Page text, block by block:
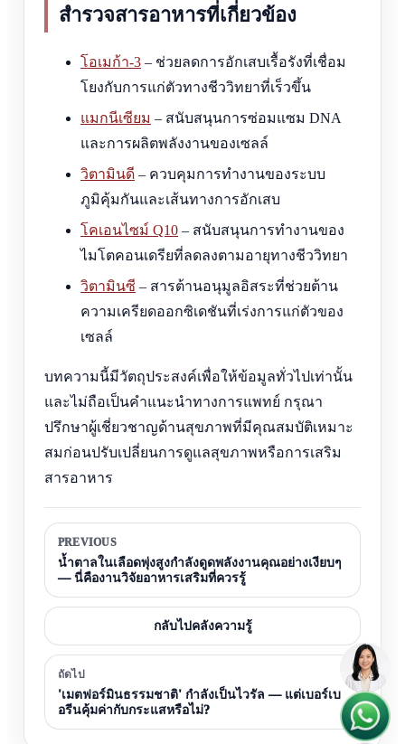
สำรวจสารอาหารที่เกี่ยวข้อง
โอเมก้า-3 – ช่วยลดการอักเสบเรื้อรังที่เชื่อม
โยงกับการแก่ตัวทางชีววิทยาที่เร็วขึ้น
แมกนีเซียม – สนับสนุนการซ่อมแซม DNA
และการผลิตพลังงานของเซลล์
วิตามินดี – ควบคุมการทำงานของระบบ
ภูมิคุ้มกันและเส้นทางการอักเสบ
โคเอนไซม์ Q10 – สนับสนุนการทำงานของ
ไมโตคอนเดรียที่ลดลงตามอายุทางชีววิทยา
วิตามินซี – สารต้านอนุมูลอิสระที่ช่วยต้าน
ความเครียดออกซิเดชันที่เร่งการแก่ตัวของ
เซลล์
บทความนี้มีวัตถุประสงค์เพื่อให้ข้อมูลทั่วไปเท่านั้น
และไม่ถือเป็นคำแนะนำทางการแพทย์ กรุณา
ปรึกษาผู้เชี่ยวชาญด้านสุขภาพที่มีคุณสมบัติเหมาะ
สมก่อนปรับเปลี่ยนการดูแลสุขภาพหรือการเสริม
สารอาหาร
PREVIOUS
น้ำตาลในเลือดพุ่งสูงกำลังดูดพลังงานคุณอย่างเงียบๆ
— นี่คืองานวิจัยอาหารเสริมที่ควรรู้
กลับไปคลังความรู้
ถัดไป
'เมตฟอร์มินธรรมชาติ' กำลังเป็นไวรัล — แต่เบอร์เบ
อรีนคุ้มค่ากับกระแสหรือไม่?